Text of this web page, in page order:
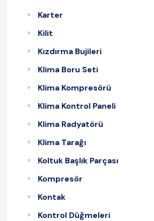
Karter
Kilit
Kızdırma Bujileri
Klima Boru Seti
Klima Kompresörü
Klima Kontrol Paneli
Klima Radyatörü
Klima Tarağı
Koltuk Başlık Parçası
Kompresör
Kontak
Kontrol Düğmeleri